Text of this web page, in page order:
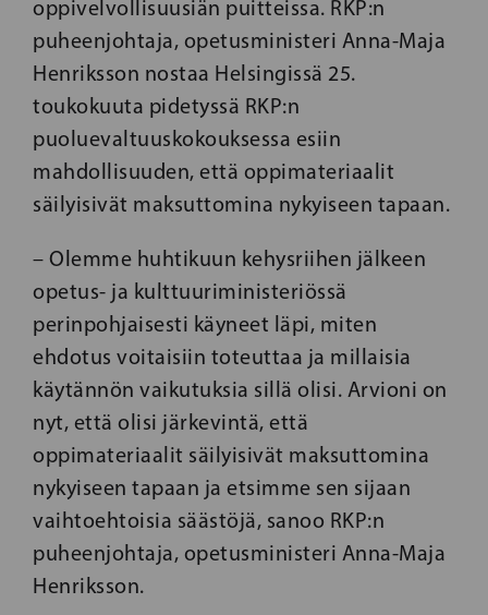
oppivelvollisuusiän puitteissa. RKP:n
puheenjohtaja, opetusministeri Anna-Maja
Henriksson nostaa Helsingissä 25.
toukokuuta pidetyssä RKP:n
puoluevaltuuskokouksessa esiin
mahdollisuuden, että oppimateriaalit
säilyisivät maksuttomina nykyiseen tapaan.
– Olemme huhtikuun kehysriihen jälkeen
opetus- ja kulttuuriministeriössä
perinpohjaisesti käyneet läpi, miten
ehdotus voitaisiin toteuttaa ja millaisia
käytännön vaikutuksia sillä olisi. Arvioni on
nyt, että olisi järkevintä, että
oppimateriaalit säilyisivät maksuttomina
nykyiseen tapaan ja etsimme sen sijaan
vaihtoehtoisia säästöjä, sanoo RKP:n
puheenjohtaja, opetusministeri Anna-Maja
Henriksson.